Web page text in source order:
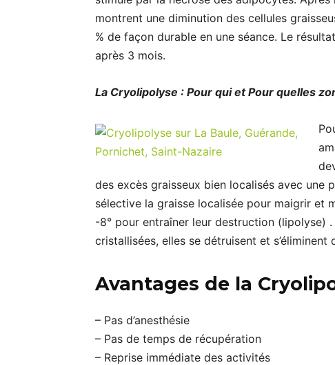
montrent une diminution des cellules
% de façon durable en une séance. Le
après 3 mois.
La Cryolipolyse : Pour qui et Pour quelles
des excès graisseux bien localisés avec une
sélective la graisse localisée pour maigrir et
-8° pour entraîner leur destruction (lipolyse)
cristallisées, elles se détruisent et
Avantages de la
– Pas d’anesthésie
– Pas de temps de récupération
– Reprise immédiate des activités